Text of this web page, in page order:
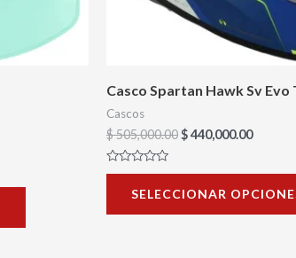
Casco Spartan Hawk Sv Evo
Cascos
$505,000.00$440,000.00
Valorado
SELECCIONAR